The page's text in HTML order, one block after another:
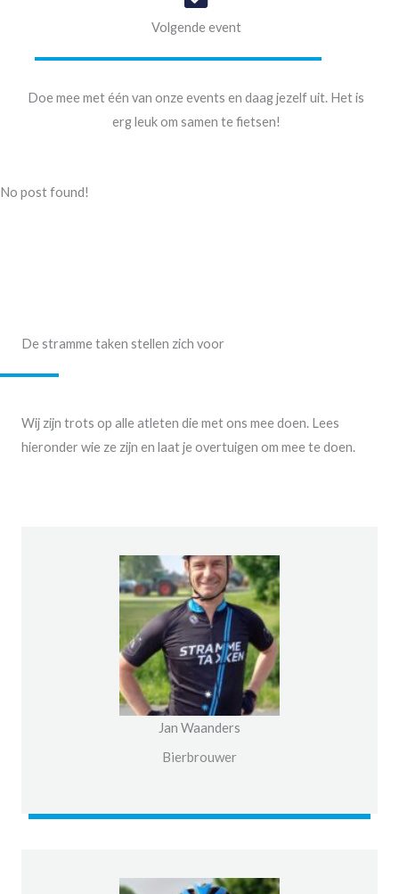
Volgende event
Doe mee met één van onze events en daag jezelf uit. Het is
erg leuk om samen te fietsen!
No post found!
De stramme taken stellen zich voor
Wij zijn trots op alle atleten die met ons mee doen. Lees
hieronder wie ze zijn en laat je overtuigen om mee te doen.
Jan Waanders
Bierbrouwer